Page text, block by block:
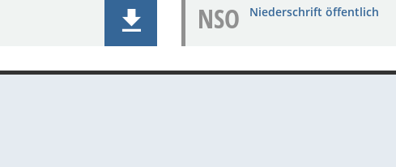
NSO Niederschrift öffentlich